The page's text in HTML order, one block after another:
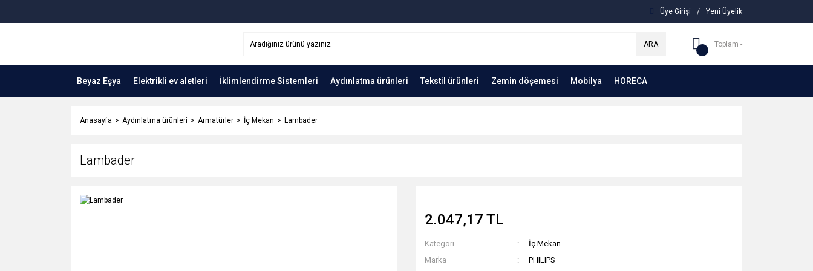
Üye Girişi / Yeni Üyelik
ARA Toplam -
Beyaz Eşya Elektrikli ev aletleri İklimlendirme Sistemleri Aydınlatma ürünleri Tekstil ürünleri Zemin döşemesi Mobilya HORECA
Anasayfa Aydınlatma ürünleri Armatürler İç Mekan Lambader
Lambader
2.047,17 TL
Kategori
İç Mekan
Marka
PHILIPS